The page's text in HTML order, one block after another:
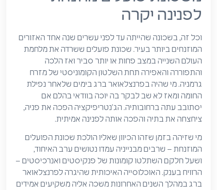
לפנינה יקרה
וכל זה, בשכונה שהייתה עד לפני עשרים שנה אחד האזורים
המוזנחים ביותר בעיר. שכונת פועלים ששרדה את מלחמת
העולם השנייה במצב פחות או יותר סביר ואז הלכה
והתפוררה והאפירה תחת השלטון הקומוניסטי של מזרח
גרמניה. מי שהיה בפרנצלאואר ברג בימים שלאחר נפילת
החומה ומאז לא שב לבקר בה יוכה בוודאי בהלם אם
יסתובב עתה ברחובותיה. הג'נטריפיקציה הפכה את פניה,
ציחצחה את בתיה והפכה אותה לפנינה אמיתית.
מי שזיהה בזמן שזהו הכיוון שאליו הולכת שכונת הפועלים
המוזנחת – שרבים מבנייניה עמדו נטושים ערב האיחוד,
ושעל חלקם השתלטו קומונות של פנקיסטים ואנרכיסטים –
הרוויח בענק. האוכלוסייה האיכותית שהיגרה לפרנצלאואר
ברג במהלך השנים האחרונות משכה אליה משקיעים אמידים